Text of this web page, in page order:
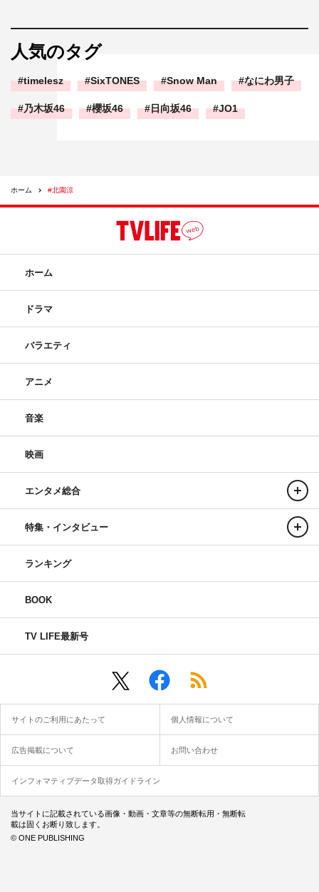
人気のタグ
timelesz SixTONES Snow Man なにわ男子
乃木坂46 櫻坂46 日向坂46 JO1
ホーム #北園涼
ホーム
ドラマ
バラエティ
アニメ
音楽
映画
エンタメ総合
特集・インタビュー
ランキング
BOOK
TV LIFE最新号
サイトのご利用にあたって 個人情報について
広告掲載について お問い合わせ
インフォマティブデータ取得ガイドライン
当サイトに記載されている画像・動画・文章等の無断転用・無断転
載は固くお断り致します。
© ONE PUBLISHING